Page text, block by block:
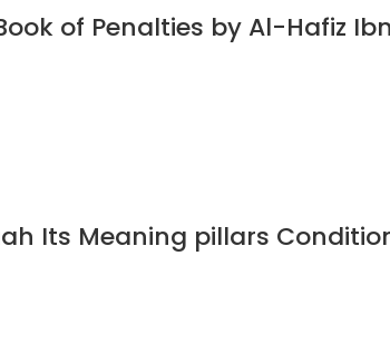
of Penalties by Al-Hafiz
Its Meaning pillars